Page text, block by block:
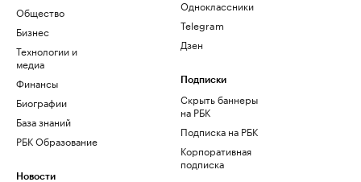
Общество
Бизнес
Технологии и
медиа
Финансы
Биографии
База знаний
РБК Образование
Новости
Одноклассники
Telegram
Дзен
Подписки
Скрыть баннеры
на РБК
Подписка на РБК
Корпоративная
подписка